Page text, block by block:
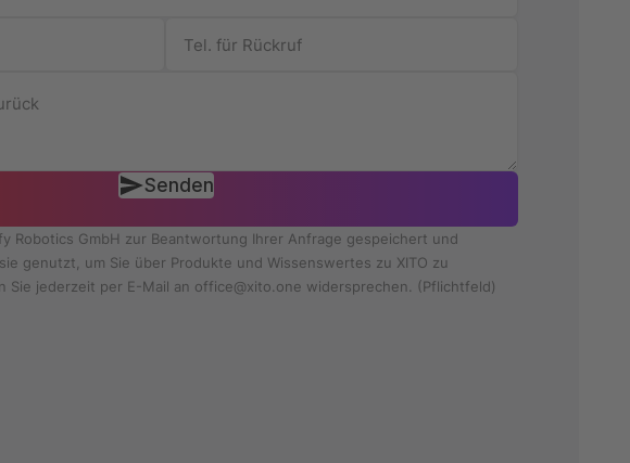
Senden
Robotics GmbH zur Beantwortung Ihrer Anfrage gespeichert und
genutzt, um Sie über Produkte und Wissenswertes zu XITO zu
Sie jederzeit per E-Mail an office@xito.one widersprechen. (Pflichtfeld)